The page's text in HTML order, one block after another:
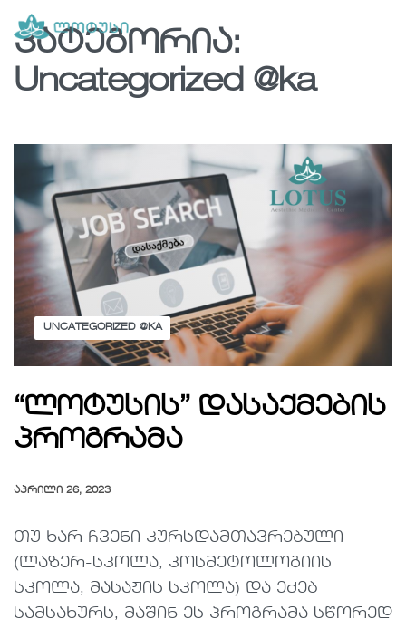
კატეგორია:
Uncategorized @ka
UNCATEGORIZED @KA
“ლოტუსის” დასაქმების
პროგრამა
ᲐᲞᲠᲘᲚᲘ 26, 2023
თუ ხარ ჩვენი კურსდამთავრებული
(ლაზერ-სკოლა, კოსმეტოლოგიის
სკოლა, მასაჟის სკოლა) და ეძებ
სამსახურს, მაშინ ეს პროგრამა სწორედ